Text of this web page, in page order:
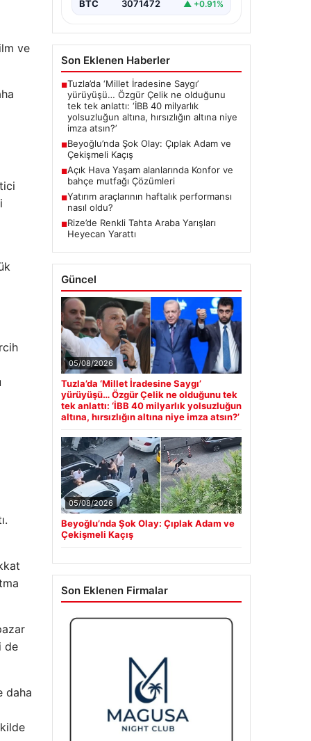
ve
de
daha
Son Eklenen Haberler
Tuzla’da ‘Millet İradesine Saygı’
yürüyüşü… Özgür Çelik ne olduğunu
tek tek anlattı: ‘İBB 40 milyarlık
yolsuzluğun altına, hırsızlığın altına niye
imza atsın?’
■ Beyoğlu’nda Şok Olay: Çıplak Adam ve
Çekişmeli Kaçış
■Açık Hava Yaşam alanlarında Konfor ve
bahçe mutfağı Çözümleri
■Yatırım araçlarının haftalık performansı
nasıl oldu?
Heyecan Yarattı
Güncel
05/08/2026
Tuzla’da ‘Millet İradesine Saygı’
yürüyüşü… Özgür Çelik ne olduğunu tek
altına, hırsızlığın altına niye imza atsın?’
05/08/2026